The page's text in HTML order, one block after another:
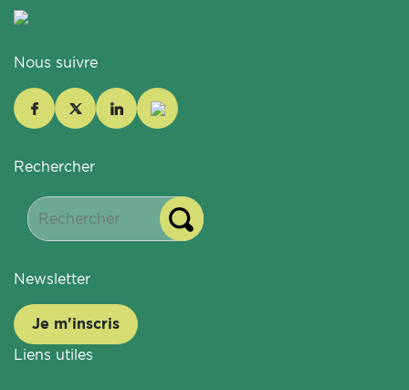
Nous suivre
Rechercher
Newsletter
Je m'inscris
Liens utiles